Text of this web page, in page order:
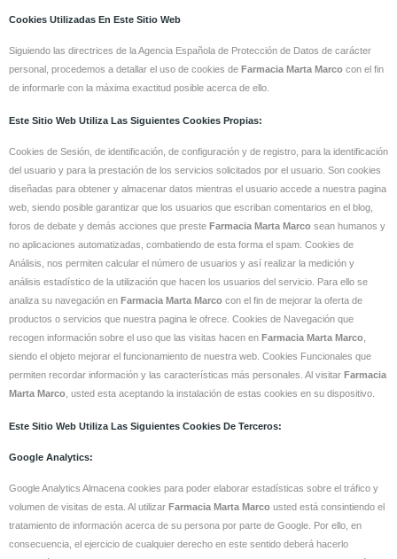
Cookies Utilizadas En Este Sitio Web
Siguiendo las directrices de la Agencia Española de Protección de Datos de carácter
personal, procedemos a detallar el uso de cookies de Farmacia Marta Marco con el fin
de informarle con la máxima exactitud posible acerca de ello.
Este Sitio Web Utiliza Las Siguientes Cookies Propias:
Cookies de Sesión, de identificación, de configuración y de registro, para la identificación
del usuario y para la prestación de los servicios solicitados por el usuario. Son cookies
diseñadas para obtener y almacenar datos mientras el usuario accede a nuestra pagina
web, siendo posible garantizar que los usuarios que escriban comentarios en el blog,
foros de debate y demás acciones que preste Farmacia Marta Marco sean humanos y
no aplicaciones automatizadas, combatiendo de esta forma el spam. Cookies de
Análisis, nos permiten calcular el número de usuarios y así realizar la medición y
análisis estadístico de la utilización que hacen los usuarios del servicio. Para ello se
analiza su navegación en Farmacia Marta Marco con el fin de mejorar la oferta de
productos o servicios que nuestra pagina le ofrece. Cookies de Navegación que
recogen información sobre el uso que las visitas hacen en Farmacia Marta Marco
siendo el objeto mejorar el funcionamiento de nuestra web. Cookies Funcionales que
permiten recordar información y las características más personales. Al visitar Farmacia
Marta Marco , usted esta aceptando la instalación de estas cookies en su dispositivo.
Este Sitio Web Utiliza Las Siguientes Cookies De Terceros:
Google Analytics:
Google Analytics Almacena cookies para poder elaborar estadísticas sobre el tráfico y
volumen de visitas de esta. Al utilizar Farmacia Marta Marco usted está consintiendo el
tratamiento de información acerca de su persona por parte de Google. Por ello, en
consecuencia, el ejercicio de cualquier derecho en este sentido deberá hacerlo